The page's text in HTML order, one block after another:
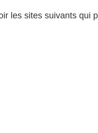
les sites suivants qui